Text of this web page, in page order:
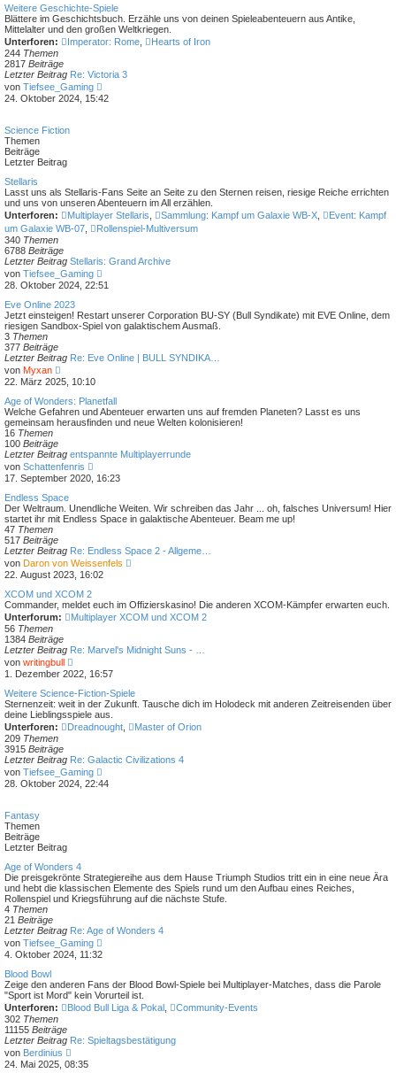
g
e
s
t
e
r
e
i
r
Weitere Geschichte-Spiele
Blättere im Geschichtsbuch. Erzähle uns von deinen Spieleabenteuern aus Antike,
Mittelalter und den großen Weltkriegen.
Unterforen:
Imperator: Rome
Hearts of Iron
244 Themen
2817 Beiträge
Letzter Beitrag Re: Victoria 3
von Tiefsee_Gaming
e
u
i
t
r
a
g
24. Oktober 2024, 15:42
Science Fiction
Themen
Beiträge
Letzter Beitrag
Stellaris
Lasst uns als Stellaris-Fans Seite an Seite zu den Sternen reisen, riesige Reiche errichten
und uns von unseren Abenteuern im All erzählen.
Unterforen:
Multiplayer Stellaris Sammlung: Kampf um Galaxie WB-X
Event: Kampf
um Galaxie WB-07
Rollenspiel-Multiversum
340 Themen
6788 Beiträge
Letzter Beitrag Stellaris: Grand Archive
von Tiefsee_Gaming
e
u
s
t
B
r
a
g
28. Oktober 2024, 22:51
Eve Online 2023
Jetzt einsteigen! Restart unserer Corporation BU-SY (Bull Syndikate) mit EVE Online, dem
riesigen Sandbox-Spiel von galaktischem Ausmaß.
3 Themen
377 Beiträge
Letzter Beitrag Re: Eve Online | BULL SYNDIKA…
von Myxan
e
u
e
s
t
B
e
i
t
r
a
g
22. März 2025, 10:10
Age of Wonders: Planetfall
Welche Gefahren und Abenteuer erwarten uns auf fremden Planeten? Lasst es uns
gemeinsam herausfinden und neue Welten kolonisieren!
16 Themen
100 Beiträge
Letzter Beitrag entspannte Multiplayerrunde
von Schattenfenris
e
u
s
t
B
e
i
t
a
g
17. September 2020, 16:23
Endless Space
Der Weltraum. Unendliche Weiten. Wir schreiben das Jahr ... oh, falsches Universum! Hier
startet ihr mit Endless Space in galaktische Abenteuer. Beam me up!
47 Themen
517 Beiträge
Letzter Beitrag Re: Endless Space 2 - Allgeme…
von Daron von Weissenfels
s
t
e
B
e
a
g
22. August 2023, 16:02
XCOM und XCOM 2
Commander, meldet euch im Offizierskasino! Die anderen XCOM-Kämpfer erwarten euch.
Unterforum:
Multiplayer XCOM und XCOM 2
56 Themen
1384 Beiträge
Letzter Beitrag Re: Marvel's Midnight Suns - …
von writingbull
e
u
e
s
t
e
r
e
t
r
1. Dezember 2022, 16:57
Weitere Science-Fiction-Spiele
Sternenzeit: weit in der Zukunft. Tausche dich im Holodeck mit anderen Zeitreisenden über
deine Lieblingsspiele aus.
Unterforen:
Dreadnought
Master of Orion
209 Themen
3915 Beiträge
Letzter Beitrag Re: Galactic Civilizations 4
von Tiefsee_Gaming
e
u
i
t
r
28. Oktober 2024, 22:44
Fantasy
Themen
Beiträge
Letzter Beitrag
Age of Wonders 4
Die preisgekrönte Strategiereihe aus dem Hause Triumph Studios tritt ein in eine neue Ära
und hebt die klassischen Elemente des Spiels rund um den Aufbau eines Reiches,
Rollenspiel und Kriegsführung auf die nächste Stufe.
4 Themen
21 Beiträge
Letzter Beitrag Re: Age of Wonders 4
von Tiefsee_Gaming
e
u
s
t
e
r
e
i
4. Oktober 2024, 11:32
Blood Bowl
Zeige den anderen Fans der Blood Bowl-Spiele bei Multiplayer-Matches, dass die Parole
"Sport ist Mord" kein Vorurteil ist.
Unterforen:
Blood Bull Liga & Pokal
Community-Events
302 Themen
11155 Beiträge
Letzter Beitrag Re: Spieltagsbestätigung
von Berdinius
e
24. Mai 2025, 08:35